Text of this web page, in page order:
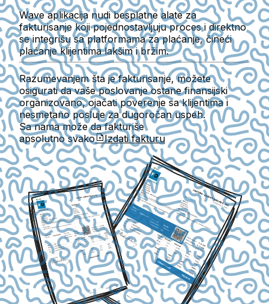
Wave aplikacija nudi besplatne alate za
fakturisanje koji pojednostavljuju proces i direktno
se integrišu sa platformama za plaćanje, čineći
plaćanje klijentima lakšim i bržim.
Razumevanjem šta je fakturisanje, možete
osigurati da vaše poslovanje ostane finansijski
organizovano, ojačati poverenje sa klijentima i
nesmetano posluje za dugoročan uspeh.
Sa nama može da fakturiše
apsolutno svako
Izdati fakturu